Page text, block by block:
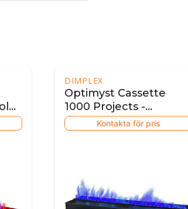
DIMPLEX
Optimyst Cassette
1000 Projects -
Multicolor (automatic)
Kontakta för pris